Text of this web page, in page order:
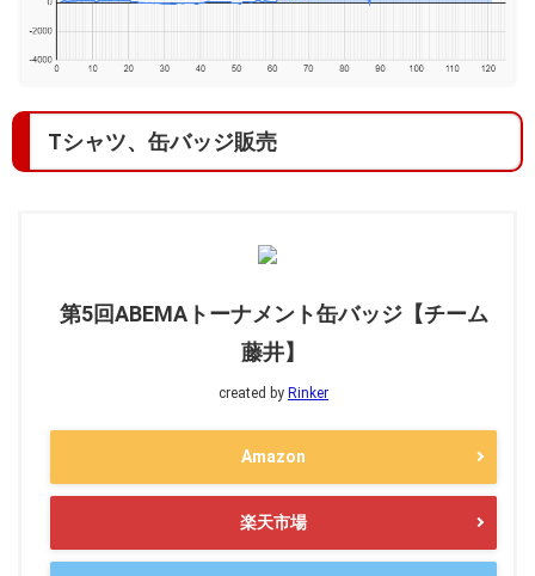
Tシャツ、缶バッジ販売
第5回ABEMAトーナメント缶バッジ【チーム
藤井】
created by Rinker
Amazon
楽天市場